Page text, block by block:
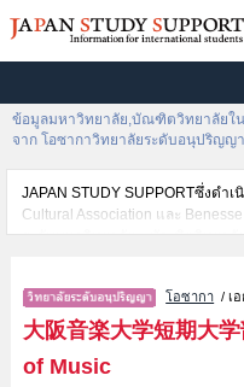
ข้อมูลมหาวิทยาลัย,บัณฑิตวิทยาลัยใ
จาก โอซากาวิทยาลัยระดับอนุปริญญา
JAPAN STUDY SUPPORTซึ่งดำ
Cultural Association และ
ระดับมหาวิทยาลัย・บัณฑิตวิทยาลั
นักศึกษาต่างชาติเช่นข้อมูลของแต่
จำนวนคนที่รับสมัครหรือจำนวนคน
ที่,การเดินทางเป็นต้นไว้ด้วยดังนั้น
โอซากา / เ
大阪音楽大学短期大
of Music